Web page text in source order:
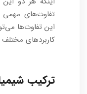
تفاوت‌های
این تفاوت‌ها
کاربردهای
ترکیب